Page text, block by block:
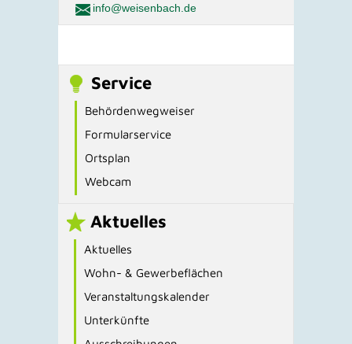
info@weisenbach.de
Service
Behördenwegweiser
Formularservice
Ortsplan
Webcam
Aktuelles
Aktuelles
Wohn- & Gewerbeflächen
Veranstaltungskalender
Unterkünfte